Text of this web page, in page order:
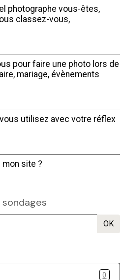
photographe vous-êtes,
classez-vous,
pour faire une photo lors de
mariage, évènements
utilisez avec votre réflex
site ?
sondages
OK
0